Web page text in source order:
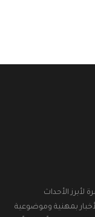
لأبرز الأحداث
بمهنية وموضوعية